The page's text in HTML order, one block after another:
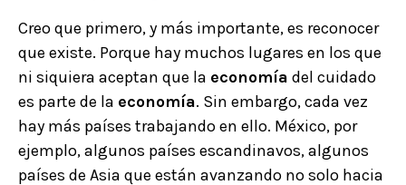
Creo que primero, y más importante, es reconocer
que existe. Porque hay muchos lugares en los que
ni siquiera aceptan que la economía del cuidado
es parte de la economía. Sin embargo, cada vez
hay más países trabajando en ello. México, por
ejemplo, algunos países escandinavos, algunos
países de Asia que están avanzando no solo hacia